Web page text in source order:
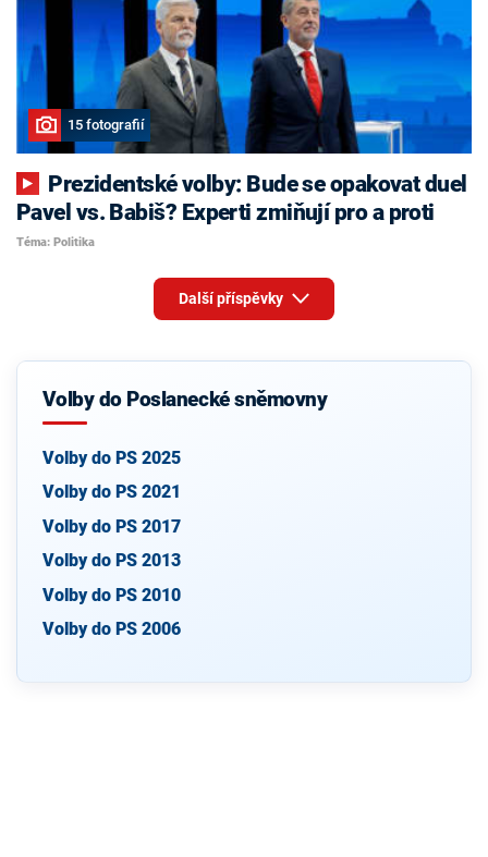
15 fotografií
Pavel vs. Babiš? Experti zmiňují pro a proti
Téma: Politika
Další příspěvky
Volby do Poslanecké sněmovny
Volby do PS 2025
Volby do PS 2021
Volby do PS 2017
Volby do PS 2013
Volby do PS 2010
Volby do PS 2006